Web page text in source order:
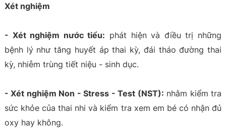
Xét nghiệm
- Xét nghiệm nước tiểu: phát hiện và điều trị những
bệnh lý như tăng huyết áp thai kỳ, đái tháo đường thai
kỳ, nhiễm trùng tiết niệu - sinh dục.
- Xét nghiệm Non - Stress - Test (NST): nhằm kiểm tra
sức khỏe của thai nhi và kiểm tra xem em bé có nhận đủ
oxy hay không.